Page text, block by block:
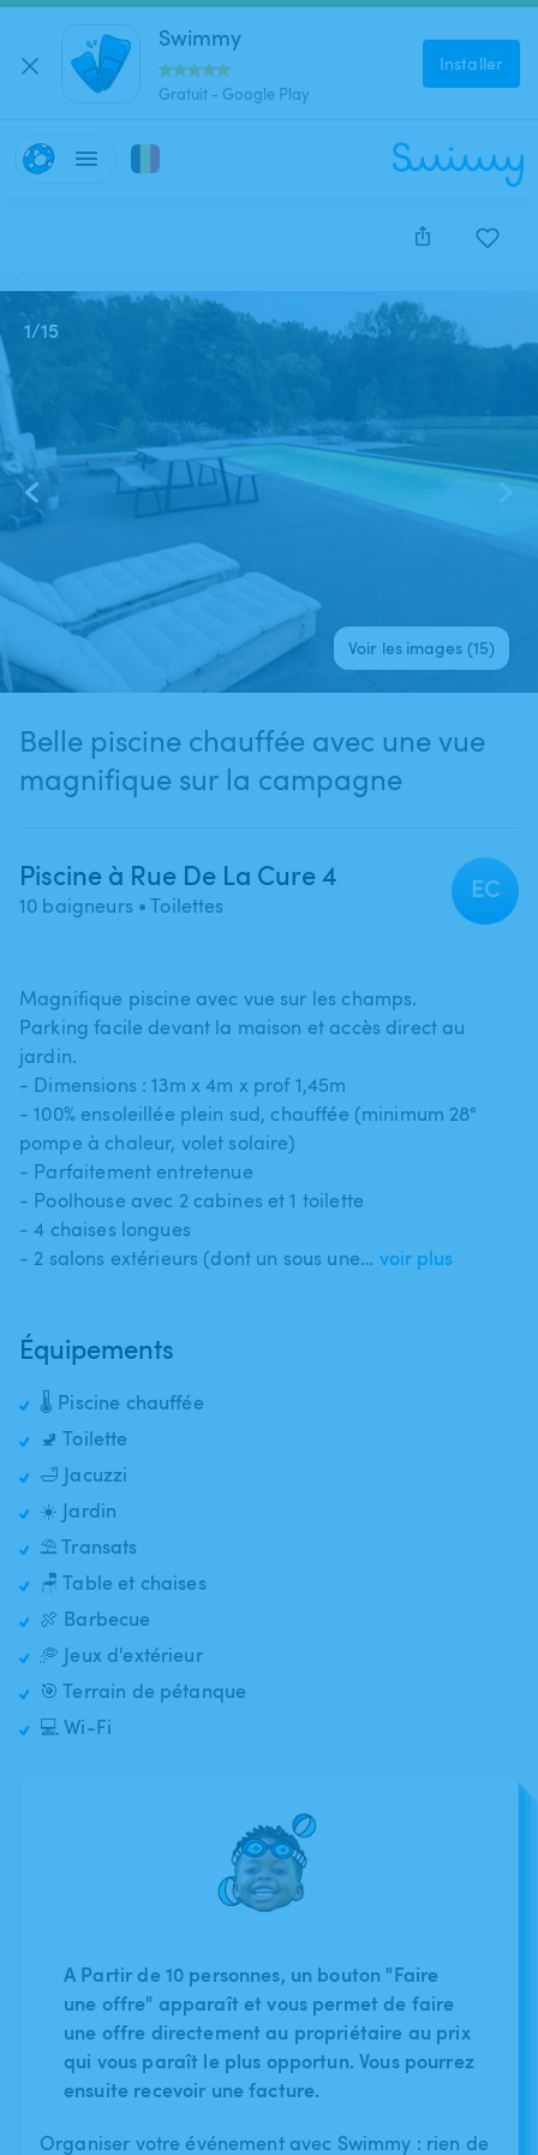
Swimmy
Gratuit - Google Play
Installer
Cette annonce est close et ne peut être réservée.
1/15
Voir les images (15)
Belle piscine chauffée avec une vue
magnifique sur la campagne
Piscine à Rue De La Cure 4
10 baigneurs • Toilettes
EC
Magnifique piscine avec vue sur les champs.
Parking facile devant la maison et accès direct au
jardin.
- Dimensions : 13m x 4m x prof 1​,​45m
- 100% ensoleillée plein sud​,​ chauffée (minimum 28°
pompe à chaleur​,​ volet solaire)
- Parfaitement entretenue
- Poolhouse avec 2 cabines et 1 toilette
- 4 chaises longues
- 2 salons extérieurs (dont un sous une… voir plus
Équipements
🌡️ Piscine chauffée
🚽 Toilette
🛁 Jacuzzi
☀️ Jardin
⛱️ Transats
🪑 Table et chaises
🍖 Barbecue
🥏 Jeux d'extérieur
🎯 Terrain de pétanque
💻 Wi-Fi
A Partir de 10 personnes, un bouton "Faire
une offre" apparaît et vous permet de faire
une offre directement au propriétaire au prix
qui vous paraît le plus opportun. Vous pourrez
ensuite recevoir une facture.
Organiser votre événement avec Swimmy : rien de